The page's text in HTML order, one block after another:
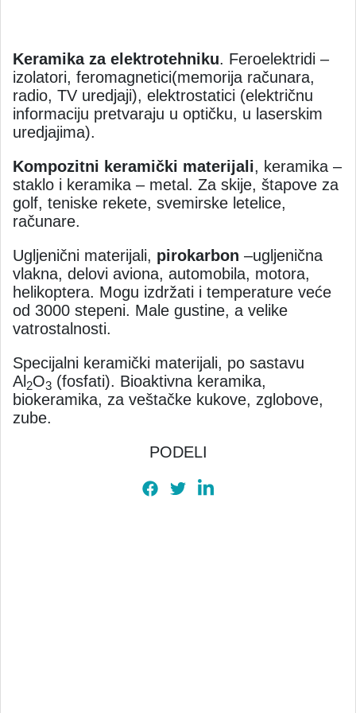
Keramika za elektrotehniku. Feroelektridi –
izolatori, feromagnetici(memorija računara,
radio, TV uredjaji), elektrostatici (električnu
informaciju pretvaraju u optičku, u laserskim
uredjajima).
Kompozitni keramički materijali, keramika –
staklo i keramika – metal. Za skije, štapove za
golf, teniske rekete, svemirske letelice,
računare.
Ugljenični materijali, pirokarbon –ugljenična
vlakna, delovi aviona, automobila, motora,
helikoptera. Mogu izdržati i temperature veće
od 3000 stepeni. Male gustine, a velike
vatrostalnosti.
Specijalni keramički materijali, po sastavu
Al 2O3 (fosfati). Bioaktivna keramika,
biokeramika, za veštačke kukove, zglobove,
zube.
PODELI